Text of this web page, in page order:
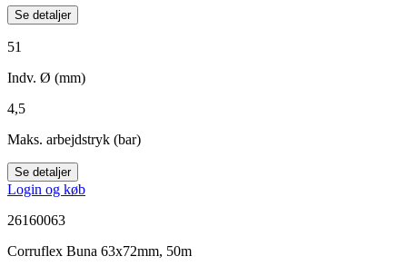
Se detaljer
51
Indv. Ø (mm)
4,5
Maks. arbejdstryk (bar)
Se detaljer
Login og køb
26160063
Corruflex Buna 63x72mm, 50m